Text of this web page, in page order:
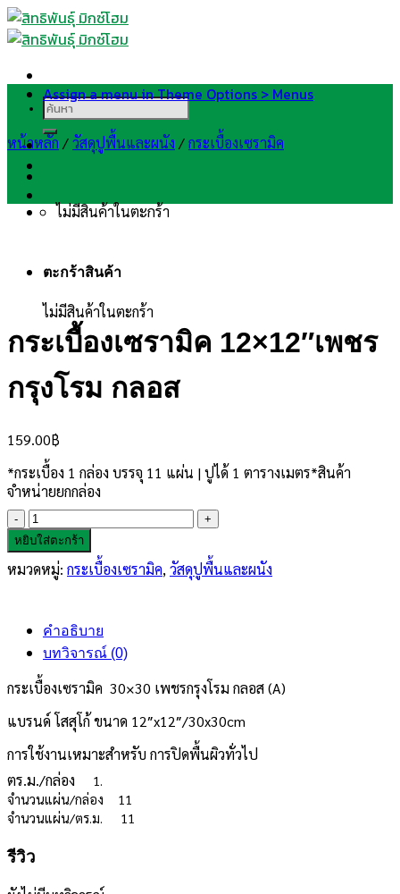
Skip
to
ค้นหา:
ไม่มีสินค้าในตะกร้า
ตะกร้าสินค้า
ไม่มีสินค้าในตะกร้า
Assign a menu in Theme Options > Menus
หน้าหลัก /วัสดุปูพื้นและผนัง /กระเบื้องเซรามิค
กระเบื้องเซรามิค 12×12″เพชร
กรุงโรม กลอส
159.00฿
*กระเบื้อง 1 กล่อง บรรจุ 11 แผ่น | ปูได้ 1 ตารางเมตร*สินค้า
จำหน่ายยกกล่อง
จำนวน
กระเบื้อง
เซรามิค
12x12"เพชร
กลอส
ชิ้น
หยิบใส่ตะกร้า
หมวดหมู่: กระเบื้องเซรามิค, วัสดุปูพื้นและผนัง
คำอธิบาย
บทวิจารณ์ (0)
กระเบื้องเซรามิค 30×30 เพชรกรุงโรม กลอส (A)
แบรนด์ โสสุโก้ ขนาด 12″x12″/30x30cm
การใช้งานเหมาะสำหรับ การปิดพื้นผิวทั่วไป
ตร.ม./กล่อง
1.
จำนวนแผ่น/กล่อง 11
จำนวนแผ่น/ตร.ม. 11
รีวิว